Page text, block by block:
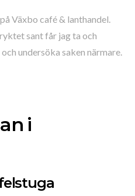
Växbo café & lanthandel.
sant får jag ta och
undersöka saken närmare.
i